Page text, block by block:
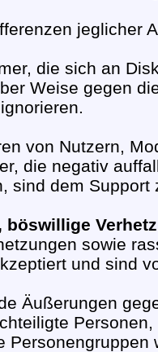
jeglicher
die sich an
Weise gegen
von Nutzern,
die negativ
sind dem Support
böswillige
sowie
und sind
Äußerungen
Personengruppen